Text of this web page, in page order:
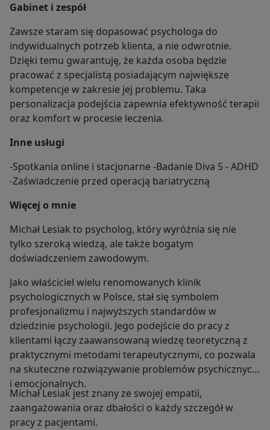
Gabinet i zespół
Zawsze staram się dopasować psychologa do
indywidualnych potrzeb klienta, a nie odwrotnie.
Dzięki temu gwarantuję, że każda osoba będzie
pracować z specjalistą posiadającym największe
kompetencje w zakresie jej problemu. Taka
personalizacja podejścia zapewnia efektywność terapii
oraz komfort w procesie leczenia.
Inne usługi
-Spotkania online i stacjonarne -Badanie Diva 5 - ADHD
-Zaświadczenie przed operacją bariatryczną
Więcej o mnie
Michał Lesiak to psycholog, który wyróżnia się nie
tylko szeroką wiedzą, ale także bogatym
doświadczeniem zawodowym.
Jako właściciel wielu renomowanych klinik
psychologicznych w Polsce, stał się symbolem
profesjonalizmu i najwyższych standardów w
dziedzinie psychologii. Jego podejście do pracy z
klientami łączy zaawansowaną wiedzę teoretyczną z
praktycznymi metodami terapeutycznymi, co pozwala
na skuteczne rozwiązywanie problemów psychicznych
i emocjonalnych.
Michał Lesiak jest znany ze swojej empatii,
zaangażowania oraz dbałości o każdy szczegół w
pracy z pacjentami.